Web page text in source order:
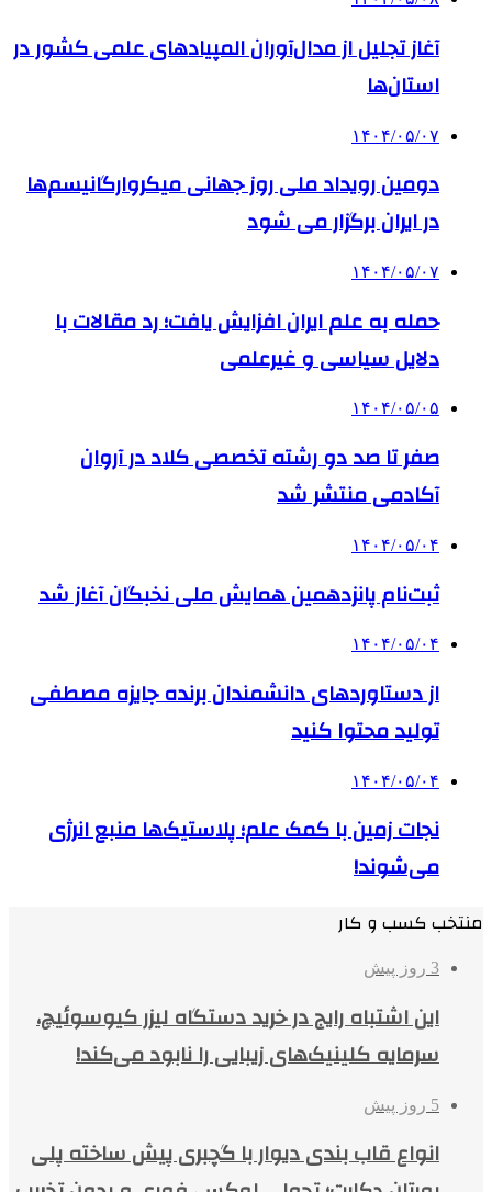
آغاز تجلیل از مدال‌آوران المپیادهای علمی کشور در
استان‌ها
۱۴۰۴/۰۵/۰۷
دومین رویداد ملی روز جهانی میکروارگانیسم‌ها
در ایران برگزار می شود
۱۴۰۴/۰۵/۰۷
حمله به علم ایران افزایش یافت؛ رد مقالات با
دلایل سیاسی و غیرعلمی
۱۴۰۴/۰۵/۰۵
صفر تا صد دو رشته‌ تخصصی کلاد در آروان
آکادمی منتشر شد
۱۴۰۴/۰۵/۰۴
ثبت‌نام پانزدهمین همایش ملی نخبگان آغاز شد
۱۴۰۴/۰۵/۰۴
از دستاوردهای دانشمندان برنده جایزه مصطفی
تولید محتوا کنید
۱۴۰۴/۰۵/۰۴
نجات زمین با کمک علم؛ پلاستیک‌ها منبع انرژی
می‌شوند!
منتخب کسب و کار
3 روز پیش
این اشتباه رایج در خرید دستگاه لیزر کیوسوئیچ،
سرمایه کلینیک‌های زیبایی را نابود می‌کند!
5 روز پیش
انواع قاب بندی دیوار با گچبری پیش ساخته پلی